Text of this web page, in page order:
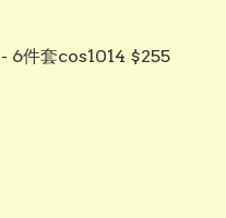
6件套cos1014 $255